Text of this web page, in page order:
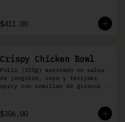
$411.00
Crispy Chicken Bowl
Pollo (150g) marinado en salsa
de jengibre, soya y teriyaki
spicy con semillas de girasol y
$306.00